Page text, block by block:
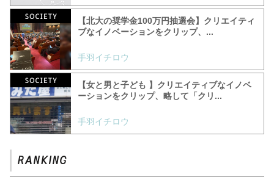
【北大の奨学金100万円抽選会】クリエイティ
ブなイノベーションをクリップ、...
手羽イチロウ
【女と男と子ども 】クリエイティブなイノベ
ーションをクリップ、略して「クリ...
手羽イチロウ